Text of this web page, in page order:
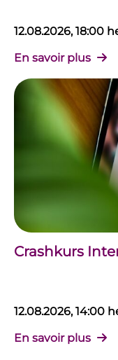
12.08.2026, 18:00
En savoir plus
Crashkurs
12.08.2026, 14:00
En savoir plus